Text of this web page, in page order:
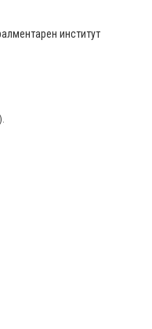
институт
).